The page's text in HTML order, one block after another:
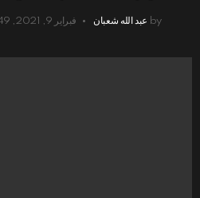
by عبد الله شعبان فبراير 9, 2021, 8:49 م